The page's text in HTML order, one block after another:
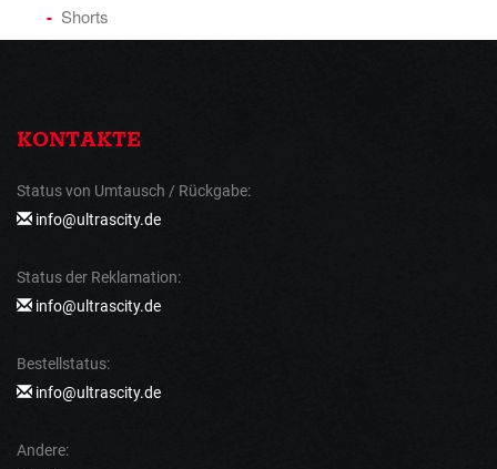
Shorts
KONTAKTE
Status von Umtausch / Rückgabe:
info@ultrascity.de
Status der Reklamation:
info@ultrascity.de
Bestellstatus:
info@ultrascity.de
Andere: